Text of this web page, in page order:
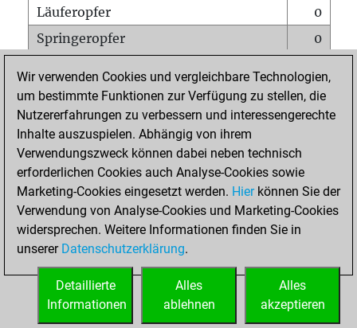
Läuferopfer
0
Springeropfer
0
Matt auf vollem Brett
0
Bauer setzt Matt
0
Erstickte Matts
Unterverwandlungen
Türme auf der siebten
0
STARTSEITE
Wir verwenden Cookies und vergleichbare Technologien,
um bestimmte Funktionen zur Verfügung zu stellen, die
Nutzererfahrungen zu verbessern und interessengerechte
Inhalte auszuspielen. Abhängig von ihrem
Verwendungszweck können dabei neben technisch
erforderlichen Cookies auch Analyse-Cookies sowie
Marketing-Cookies eingesetzt werden. Hierkönnen Sie der
Verwendung von Analyse-Cookies und Marketing-Cookies
widersprechen. Weitere Informationen finden Sie in
unserer Datenschutzerklärung.
Alles
akzeptieren
Alles
ablehnen
Detaillierte
Informationen